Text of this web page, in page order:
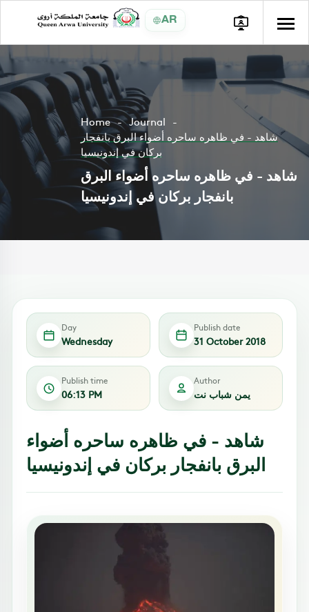
AR
Home
Journal
شاهد - في ظاهره ساحره أضواء البرق بانفجار
بركان في إندونيسيا
شاهد - في ظاهره ساحره أضواء البرق
بانفجار بركان في إندونيسيا
Day
Wednesday
Publish date
31 October 2018
Publish time
06:13 PM
Author
يمن شباب نت
شاهد - في ظاهره ساحره أضواء
البرق بانفجار بركان في إندونيسيا